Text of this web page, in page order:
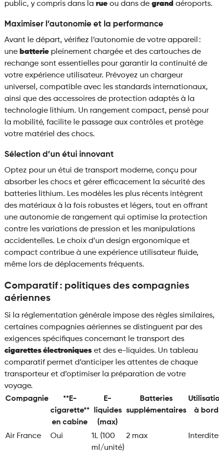
public, y compris dans la rueou dans de grand aéroports.
Maximiser l’autonomie et la performance
Avant le départ, vérifiez l’autonomie de votre appareil :
une batteriepleinement chargée et des cartouches de
rechange sont essentielles pour garantir la continuité de
votre expérience utilisateur. Prévoyez un chargeur
universel, compatible avec les standards internationaux,
ainsi que des accessoires de protection adaptés à la
technologie lithium. Un rangement compact, pensé pour
la mobilité, facilite le passage aux contrôles et protège
votre matériel des chocs.
Sélection d’un étui innovant
Optez pour un étui de transport moderne, conçu pour
absorber les chocs et gérer efficacement la sécurité des
batteries lithium. Les modèles les plus récents intègrent
des matériaux à la fois robustes et légers, tout en offrant
une autonomie de rangement qui optimise la protection
contre les variations de pression et les manipulations
accidentelles. Le choix d’un design ergonomique et
compact contribue à une expérience utilisateur fluide,
même lors de déplacements fréquents.
Comparatif : politiques des compagnies
aériennes
Si la réglementation générale impose des règles similaires,
certaines compagnies aériennes se distinguent par des
exigences spécifiques concernant le transport des
cigarettes électroniqueset des e-liquides. Un tableau
comparatif permet d’anticiper les attentes de chaque
transporteur et d’optimiser la préparation de votre
voyage.
Compagnie
**E-
cigarette**
en cabine
E-
liquides
(max)
Batteries
supplémentaires
à bord
Air France Oui
1L (100
ml/unité)
2 max Interdite